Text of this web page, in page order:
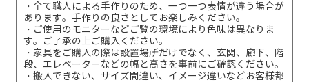
・全て職人による手作りのため、一つ一つ表情が違う場合が
あります。手作りの良さとしてお楽しみください。
・ご使用のモニターなどご覧の環境により色味は異なりま
す。ご了承の上ご購入ください。
・家具をご購入の際は設置場所だけでなく、玄関、廊下、階
段、エレベーターなどの幅と高さを事前にご確認ください。
・搬入できない、サイズ間違い、イメージ違いなどお客様都